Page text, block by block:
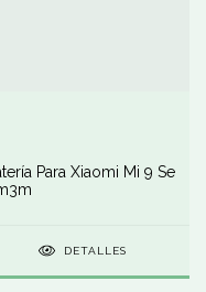
Para Xiaomi Mi 9 Se
DETALLES